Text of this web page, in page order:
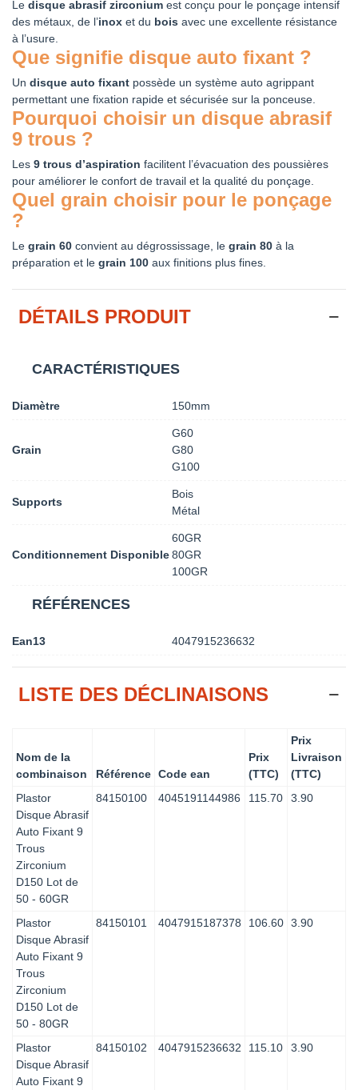
Le disque abrasif zirconium est conçu pour le ponçage intensif
des métaux, de l’inox et du bois avec une excellente résistance
à l’usure.
Que signifie disque auto fixant ?
Un disque auto fixant possède un système auto agrippant
permettant une fixation rapide et sécurisée sur la ponceuse.
Pourquoi choisir un disque abrasif
9 trous ?
Les 9 trous d’aspiration facilitent l’évacuation des poussières
pour améliorer le confort de travail et la qualité du ponçage.
Quel grain choisir pour le ponçage
?
Le grain 60 convient au dégrossissage, le grain 80 à la
préparation et le grain 100 aux finitions plus fines.
DÉTAILS PRODUIT
CARACTÉRISTIQUES
Diamètre 150mm
Grain
G60
G80
G100
Supports
Bois
Métal
Conditionnement Disponible
60GR
80GR
100GR
RÉFÉRENCES
Ean13 4047915236632
LISTE DES DÉCLINAISONS
Nom de la
combinaison
Référence Code ean
Prix
(TTC)
Prix
Livraison
(TTC)
Plastor
Disque Abrasif
Auto Fixant 9
Trous
Zirconium
D150 Lot de
50 - 60GR
84150100 4045191144986 115.70 3.90
Plastor
Disque Abrasif
Auto Fixant 9
Trous
Zirconium
D150 Lot de
50 - 80GR
84150101 4047915187378 106.60 3.90
Plastor
Disque Abrasif
Auto Fixant 9
84150102 4047915236632 115.10 3.90